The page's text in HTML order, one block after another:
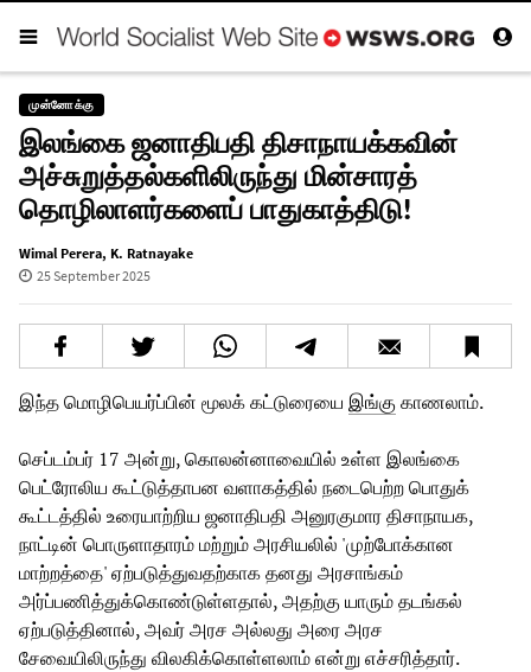
முன்னோக்கு
இலங்கை ஜனாதிபதி திசாநாயக்கவின்
அச்சுறுத்தல்களிலிருந்து மின்சாரத்
தொழிலாளர்களைப் பாதுகாத்திடு!
Wimal Perera, K. Ratnayake
25 September 2025
இந்த மொழிபெயர்ப்பின் மூலக் கட்டுரையை இங்குகாணலாம்.
செப்டம்பர் 17 அன்று, கொலன்னாவையில் உள்ள இலங்கை
பெட்ரோலிய கூட்டுத்தாபன வளாகத்தில் நடைபெற்ற பொதுக்
கூட்டத்தில் உரையாற்றிய ஜனாதிபதி அனுரகுமார திசாநாயக,
நாட்டின் பொருளாதாரம் மற்றும் அரசியலில் 'முற்போக்கான
மாற்றத்தை' ஏற்படுத்துவதற்காக தனது அரசாங்கம்
அர்ப்பணித்துக்கொண்டுள்ளதால், அதற்கு யாரும் தடங்கல்
ஏற்படுத்தினால், அவர் அரச அல்லது அரை அரச
சேவையிலிருந்து விலகிக்கொள்ளலாம் என்று எச்சரித்தார்.